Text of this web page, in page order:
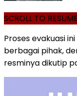
SCROLL TO
Proses evakuasi
berbagai pihak,
resminya dikutip